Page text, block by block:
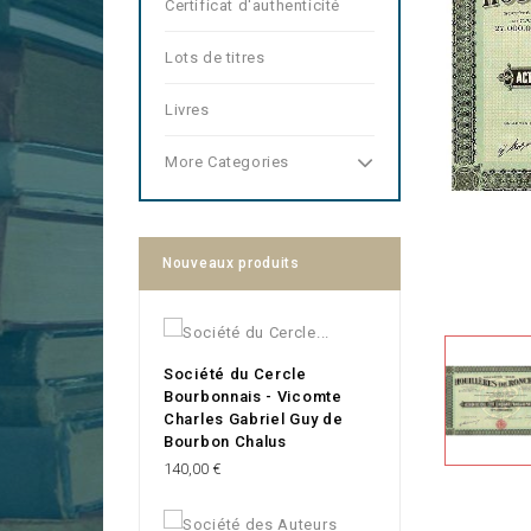
Certificat d'authenticité
Lots de titres
Livres
More Categories
Nouveaux produits
Société du Cercle
Bourbonnais - Vicomte
Charles Gabriel Guy de
Bourbon Chalus
Prix
140,00 €